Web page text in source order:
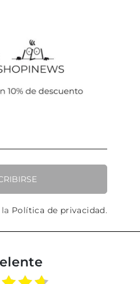
Política de privacidad.